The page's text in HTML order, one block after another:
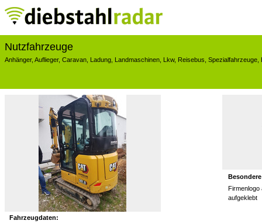
Nutzfahrzeuge
Anhänger, Auflieger, Caravan Ladung Landmaschinen Lkw, Reisebus Spezialfahrzeuge
Fahrzeugdaten:
Firmenlogo
aufgeklebt